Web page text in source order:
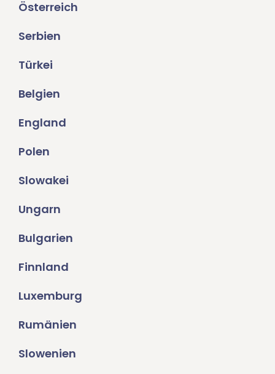
Österreich
Serbien
Türkei
Belgien
England
Polen
Slowakei
Ungarn
Bulgarien
Finnland
Luxemburg
Rumänien
Slowenien